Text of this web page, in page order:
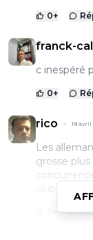
0+
franck-
c inespéré
0+
rico 19 avril
Les
grosse